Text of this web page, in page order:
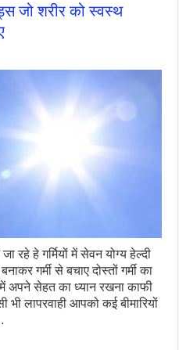
जो शरीर को स्वस्थ
रहे हे गर्मियों में सेवन योग्य हेल्दी
गर्मी से बचाए दोस्तों गर्मी का
अपने सेहत का ध्यान रखना काफी
भी लापरवाही आपको कई बीमारियों